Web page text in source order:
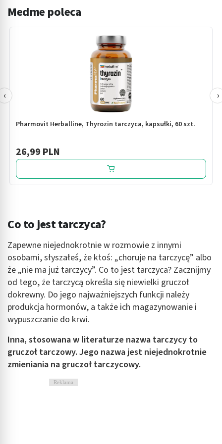
Medme poleca
Pharmovit Herballine, Thyrozin tarczyca, kapsułki, 60 szt.
26,99 PLN
‹ ›
Co to jest tarczyca?
Zapewne niejednokrotnie w rozmowie z innymi
osobami, słyszałeś, że ktoś: „choruje na tarczycę” albo
że „nie ma już tarczycy”. Co to jest tarczyca? Zacznijmy
od tego, że tarczycą określa się niewielki gruczoł
dokrewny. Do jego najważniejszych funkcji należy
produkcja hormonów, a także ich magazynowanie i
wypuszczanie do krwi.
Inna, stosowana w literaturze nazwa tarczycy to
gruczoł tarczowy. Jego nazwa jest niejednokrotnie
zmieniania na gruczoł tarczycowy.
Reklama